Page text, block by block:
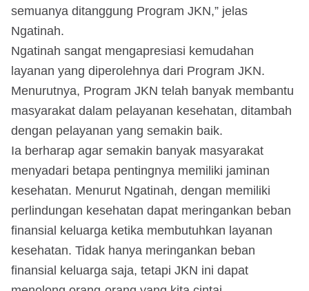
semuanya ditanggung Program JKN,” jelas
Ngatinah.
Ngatinah sangat mengapresiasi kemudahan
layanan yang diperolehnya dari Program JKN.
Menurutnya, Program JKN telah banyak membantu
masyarakat dalam pelayanan kesehatan, ditambah
dengan pelayanan yang semakin baik.
Ia berharap agar semakin banyak masyarakat
menyadari betapa pentingnya memiliki jaminan
kesehatan. Menurut Ngatinah, dengan memiliki
perlindungan kesehatan dapat meringankan beban
finansial keluarga ketika membutuhkan layanan
kesehatan. Tidak hanya meringankan beban
finansial keluarga saja, tetapi JKN ini dapat